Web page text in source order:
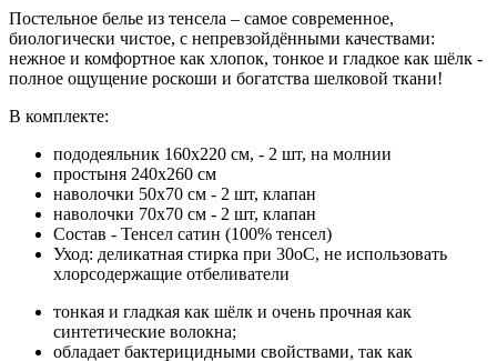
Постельное белье из тенсела – самое современное,
биологически чистое, с непревзойдёнными качествами:
нежное и комфортное как хлопок, тонкое и гладкое как шёлк -
полное ощущение роскоши и богатства шелковой ткани!
В комплекте:
пододеяльник 160х220 см, - 2 шт, на молнии
простыня 240х260 см
наволочки 50х70 см - 2 шт, клапан
наволочки 70х70 см - 2 шт, клапан
Состав - Тенсел сатин (100% тенсел)
Уход: деликатная стирка при 30оС, не использовать
хлорсодержащие отбеливатели
тонкая и гладкая как шёлк и очень прочная как
синтетические волокна;
обладает бактерицидными свойствами, так как